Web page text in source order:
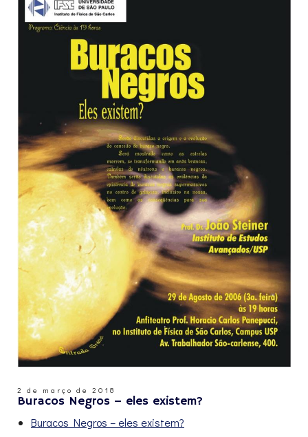
2 de março de 2018
Buracos Negros – eles existem?
Buracos Negros – eles existem?